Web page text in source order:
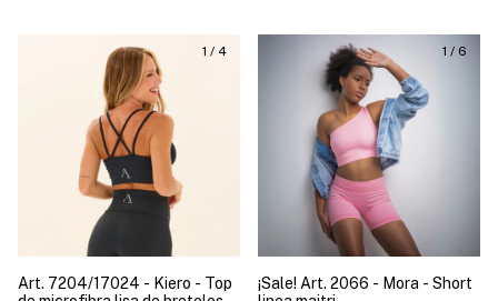
1 / 4
Art. 7204/17024 - Kiero - Top
1 / 6
¡Sale! Art. 2066 - Mora - Short